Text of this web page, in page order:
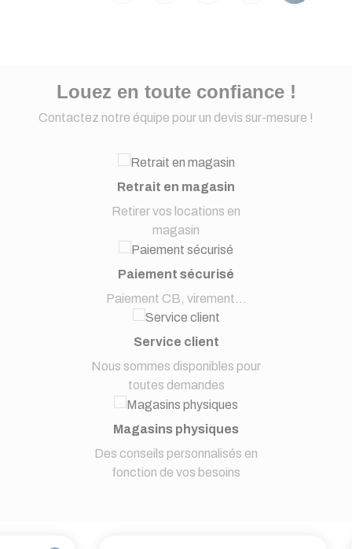
Louez en toute confiance !
Contactez notre équipe pour un devis sur-mesure !
Retrait en magasin
Retirer vos locations en
magasin
Paiement sécurisé
Paiement CB, virement...
Service client
Nous sommes disponibles pour
toutes demandes
Magasins physiques
Des conseils personnalisés en
fonction de vos besoins